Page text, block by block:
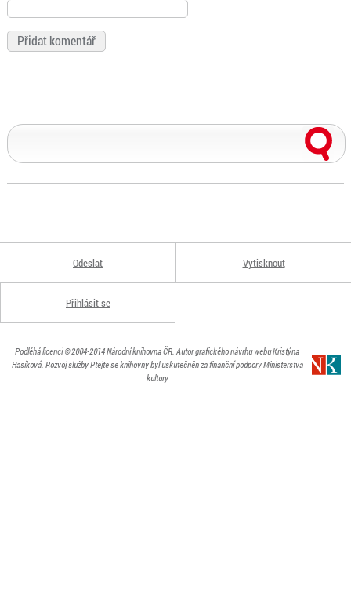
Odeslat Vytisknout
Přihlásit se
Podléhá licenci© 2004-2014Národní knihovna ČR. Autor grafického návrhu webu Kristýna
Hasíková. Rozvoj služby Ptejte se knihovny byl uskutečněn za finanční podpory Ministerstva
kultury